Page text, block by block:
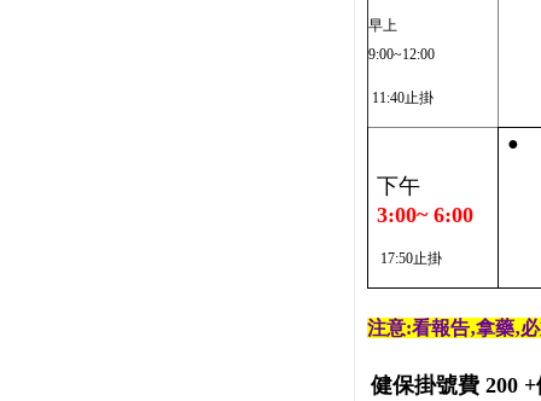
早上
9:00~12:00
11:40止掛
下午
3:00~ 6:00
17:50止掛
●
注意:看報告‚拿藥‚
健保掛號費 200 +